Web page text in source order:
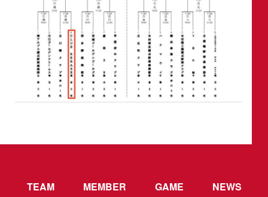
TEAM MEMBER GAME
NEWS